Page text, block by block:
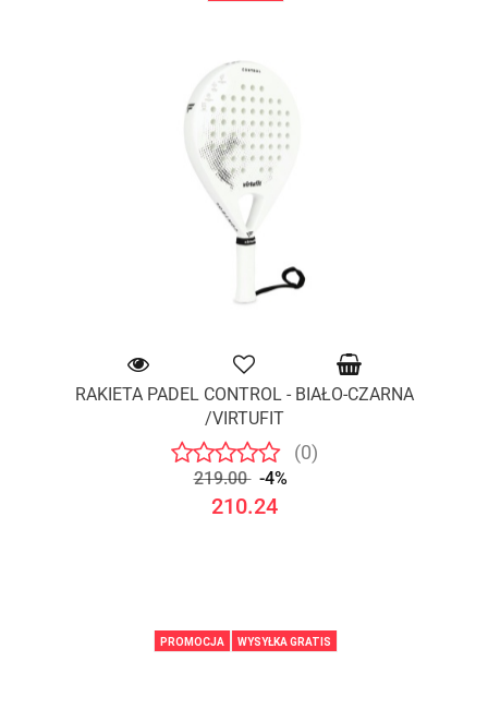
RAKIETA PADEL CONTROL - BIAŁO-CZARNA
/VIRTUFIT
(0)
219.00 -4%
210.24
PROMOCJA WYSYŁKA GRATIS